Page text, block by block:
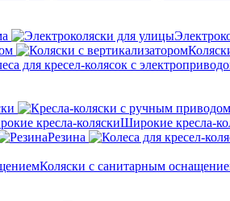
для кресел-колясок с
Широкие кресла-
Резина
Коляски с санитарным